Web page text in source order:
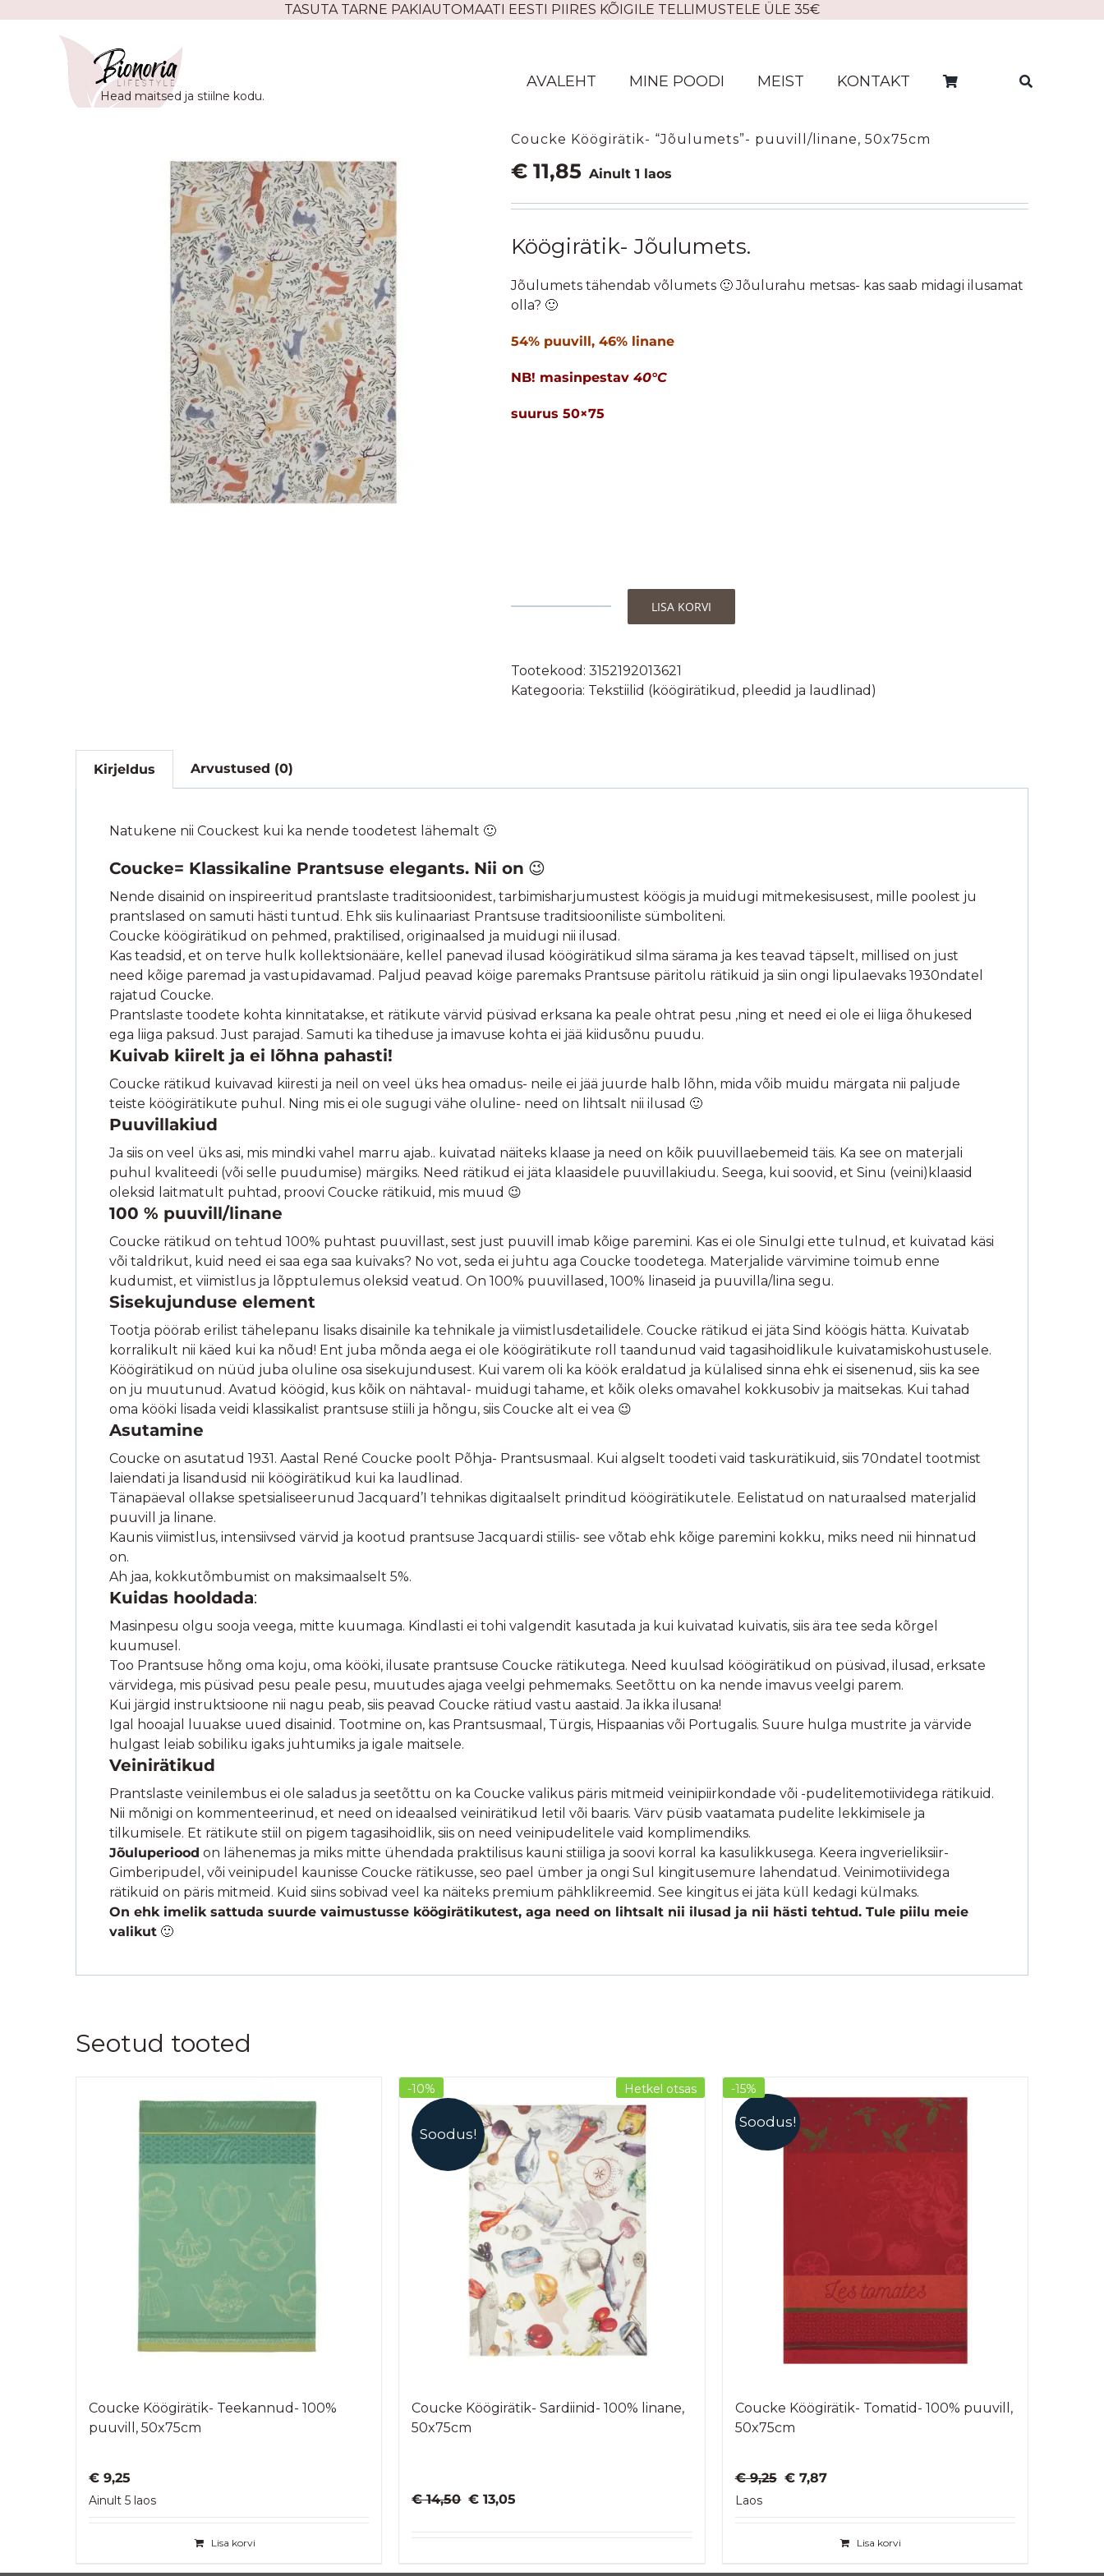
TASUTA TARNE PAKIAUTOMAATI EESTI PIIRES KÕIGILE TELLIMUSTELE ÜLE 35€
Head maitsed ja stiilne kodu.
AVALEHT MINE POODI MEIST KONTAKT
Coucke Köögirätik- “Jõulumets”- puuvill/linane, 50x75cm
€ 11,85 Ainult 1 laos
Köögirätik- Jõulumets.
Jõulumets tähendab võlumets 🙂 Jõulurahu metsas- kas saab midagi ilusamat
olla? 🙂
54% puuvill, 46% linane
NB! masinpestav 40°C
suurus 50×75
puuvill/linane,
50x75cm
LISA KORVI
Tootekood: 3152192013621
Kategooria: Tekstiilid (köögirätikud, pleedid ja laudlinad)
Kirjeldus Arvustused (0)
Natukene nii Couckest kui ka nende toodetest lähemalt 🙂
Coucke= Klassikaline Prantsuse elegants. Nii on 😉
Nende disainid on inspireeritud prantslaste traditsioonidest, tarbimisharjumustest köögis ja muidugi mitmekesisusest, mille poolest ju
prantslased on samuti hästi tuntud. Ehk siis kulinaariast Prantsuse traditsiooniliste sümboliteni.
Coucke köögirätikud on pehmed, praktilised, originaalsed ja muidugi nii ilusad.
Kas teadsid, et on terve hulk kollektsionääre, kellel panevad ilusad köögirätikud silma särama ja kes teavad täpselt, millised on just
need kõige paremad ja vastupidavamad. Paljud peavad köige paremaks Prantsuse päritolu rätikuid ja siin ongi lipulaevaks 1930ndatel
rajatud Coucke.
Prantslaste toodete kohta kinnitatakse, et rätikute värvid püsivad erksana ka peale ohtrat pesu ,ning et need ei ole ei liiga õhukesed
ega liiga paksud. Just parajad. Samuti ka tiheduse ja imavuse kohta ei jää kiidusõnu puudu.
Kuivab kiirelt ja ei lõhna pahasti!
Coucke rätikud kuivavad kiiresti ja neil on veel üks hea omadus- neile ei jää juurde halb lõhn, mida võib muidu märgata nii paljude
teiste köögirätikute puhul. Ning mis ei ole sugugi vähe oluline- need on lihtsalt nii ilusad 🙂
Puuvillakiud
Ja siis on veel üks asi, mis mindki vahel marru ajab.. kuivatad näiteks klaase ja need on kõik puuvillaebemeid täis. Ka see on materjali
puhul kvaliteedi (või selle puudumise) märgiks. Need rätikud ei jäta klaasidele puuvillakiudu. Seega, kui soovid, et Sinu (veini)klaasid
oleksid laitmatult puhtad, proovi Coucke rätikuid, mis muud 😉
100 % puuvill/linane
Coucke rätikud on tehtud 100% puhtast puuvillast, sest just puuvill imab kõige paremini. Kas ei ole Sinulgi ette tulnud, et kuivatad käsi
või taldrikut, kuid need ei saa ega saa kuivaks? No vot, seda ei juhtu aga Coucke toodetega. Materjalide värvimine toimub enne
kudumist, et viimistlus ja lõpptulemus oleksid veatud. On 100% puuvillased, 100% linaseid ja puuvilla/lina segu.
Sisekujunduse element
Tootja pöörab erilist tähelepanu lisaks disainile ka tehnikale ja viimistlusdetailidele. Coucke rätikud ei jäta Sind köögis hätta. Kuivatab
korralikult nii käed kui ka nõud! Ent juba mõnda aega ei ole köögirätikute roll taandunud vaid tagasihoidlikule kuivatamiskohustusele.
Köögirätikud on nüüd juba oluline osa sisekujundusest. Kui varem oli ka köök eraldatud ja külalised sinna ehk ei sisenenud, siis ka see
on ju muutunud. Avatud köögid, kus kõik on nähtaval- muidugi tahame, et kõik oleks omavahel kokkusobiv ja maitsekas. Kui tahad
oma kööki lisada veidi klassikalist prantsuse stiili ja hõngu, siis Coucke alt ei vea 😉
Asutamine
Coucke on asutatud 1931. Aastal René Coucke poolt Põhja- Prantsusmaal. Kui algselt toodeti vaid taskurätikuid, siis 70ndatel tootmist
laiendati ja lisandusid nii köögirätikud kui ka laudlinad.
Tänapäeval ollakse spetsialiseerunud Jacquard’I tehnikas digitaalselt prinditud köögirätikutele. Eelistatud on naturaalsed materjalid
puuvill ja linane.
Kaunis viimistlus, intensiivsed värvid ja kootud prantsuse Jacquardi stiilis- see võtab ehk kõige paremini kokku, miks need nii hinnatud
on.
Ah jaa, kokkutõmbumist on maksimaalselt 5%.
Kuidas hooldada:
Masinpesu olgu sooja veega, mitte kuumaga. Kindlasti ei tohi valgendit kasutada ja kui kuivatad kuivatis, siis ära tee seda kõrgel
kuumusel.
Too Prantsuse hõng oma koju, oma kööki, ilusate prantsuse Coucke rätikutega. Need kuulsad köögirätikud on püsivad, ilusad, erksate
värvidega, mis püsivad pesu peale pesu, muutudes ajaga veelgi pehmemaks. Seetõttu on ka nende imavus veelgi parem.
Kui järgid instruktsioone nii nagu peab, siis peavad Coucke rätiud vastu aastaid. Ja ikka ilusana!
Igal hooajal luuakse uued disainid. Tootmine on, kas Prantsusmaal, Türgis, Hispaanias või Portugalis. Suure hulga mustrite ja värvide
hulgast leiab sobiliku igaks juhtumiks ja igale maitsele.
Veinirätikud
Prantslaste veinilembus ei ole saladus ja seetõttu on ka Coucke valikus päris mitmeid veinipiirkondade või -pudelitemotiividega rätikuid.
Nii mõnigi on kommenteerinud, et need on ideaalsed veinirätikud letil või baaris. Värv püsib vaatamata pudelite lekkimisele ja
tilkumisele. Et rätikute stiil on pigem tagasihoidlik, siis on need veinipudelitele vaid komplimendiks.
Jõuluperiood on lähenemas ja miks mitte ühendada praktilisus kauni stiiliga ja soovi korral ka kasulikkusega. Keera ingverieliksiir-
Gimberipudel, või veinipudel kaunisse Coucke rätikusse, seo pael ümber ja ongi Sul kingitusemure lahendatud. Veinimotiividega
rätikuid on päris mitmeid. Kuid siins sobivad veel ka näiteks premium pähklikreemid. See kingitus ei jäta küll kedagi külmaks.
On ehk imelik sattuda suurde vaimustusse köögirätikutest, aga need on lihtsalt nii ilusad ja nii hästi tehtud. Tule piilu meie
valikut 🙂
Seotud tooted
Coucke Köögirätik- Teekannud- 100%
puuvill, 50x75cm
€ 9,25
Ainult 5 laos
Lisa korvi
Soodus!
Hetkel otsas
-10%
Coucke Köögirätik- Sardiinid- 100% linane,
50x75cm
€14,50 Algne
€ 13,05
Soodus!
-15%
Coucke Köögirätik- Tomatid- 100% puuvill,
50x75cm
€9,25 Algne
€7,87Praegune
€ 7,87.
Laos
Lisa korvi